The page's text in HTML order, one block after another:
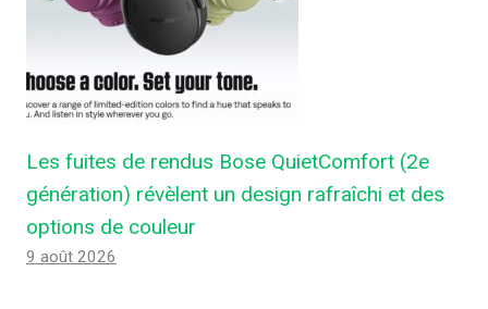
Les fuites de rendus Bose QuietComfort (2e
génération) révèlent un design rafraîchi et des
options de couleur
9 août 2026